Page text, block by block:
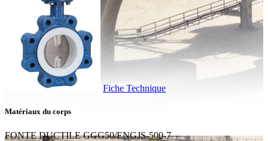
Fiche Technique
Matériaux du corps
FONTE DUCTILE GGG50/ENGJS-500-7